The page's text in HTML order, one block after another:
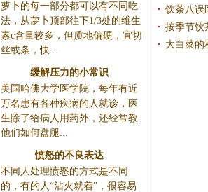
萝卜的每一部分都可以有不同吃
法，从萝卜顶部往下1/3处的维生
素c含量较多，但质地偏硬，宜切
丝或条，快...
缓解压力的小常识
美国哈佛大学医学院，每年有近
万名患有各种疾病的人就诊，医
生除了给病人用药外，还经常教
他们如何盘腿...
愤怒的不良表达
不同人处理愤怒的方式是不同
的，有的人“沾火就着”，很容易
饮茶八误
按季节饮
大白菜的